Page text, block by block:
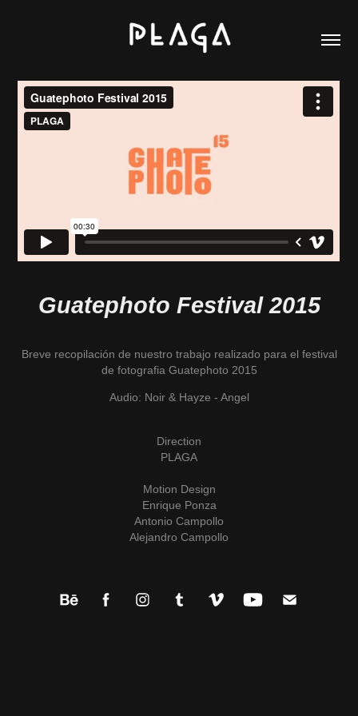
Guatephoto Festival 2015
Breve recopilación de nuestro trabajo realizado para el festival
de fotografia Guatephoto 2015
Audio: Noir & Hayze - Angel
Direction
PLAGA
Motion Design
Enrique Ponza
Antonio Campollo
Alejandro Campollo